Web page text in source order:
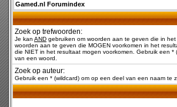
Gamed.nl Forumindex
Zoek op trefwoorden:
Je kan AND gebruiken om woorden aan te geven die in het
woorden aan te geven die MOGEN voorkomen in het
die NIET in het resultaat mogen voorkomen. Gebruik een
van een woord.
Zoek op auteur:
Gebruik een * (wildcard) om op een deel van een naam te